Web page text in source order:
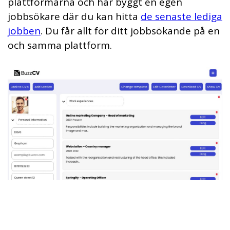
jobbsökare där du kan hitta de senaste lediga
jobben. Du får allt för ditt jobbsökande på en
och samma plattform.